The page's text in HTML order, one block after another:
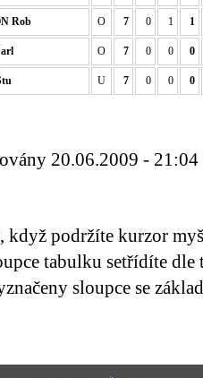
Rob O 7 0 1 1
O 7 0 0 0
U 7 0 0 0
20.06.2009 - 21:04
když podržíte kurzor
tabulku setřídíte dle
sloupce se